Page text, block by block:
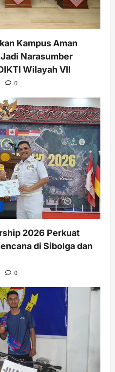
Kampus Aman
Narasumber
Wilayah VII
0
2026 Perkuat
di Sibolga dan
0